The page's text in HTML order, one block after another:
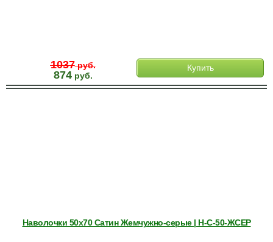
1037руб.
874руб.
Купить
Наволочки 50х70 Сатин Жемчужно-серые | Н-С-50-ЖСЕР